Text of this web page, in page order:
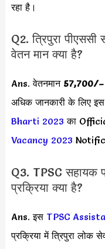
रहा है।
Q2. त्रिपुरा
वेतन मान क्या है?
Ans. वेतनमान 57,700/–
अधिक जानकारी के लिए इस
Bharti 2023 का
Vacancy 2023
Q3. TPSC सहायक
प्रक्रिया क्या है?
Ans. इस TPSC
प्रक्रिया में त्रिपुरा लोक